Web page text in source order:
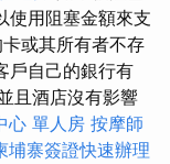
使用阻塞金額來支
或其所有者不存
戶自己的銀行有
且酒店沒有影響
心 單人房 按摩師
埔寨簽證快速辦理